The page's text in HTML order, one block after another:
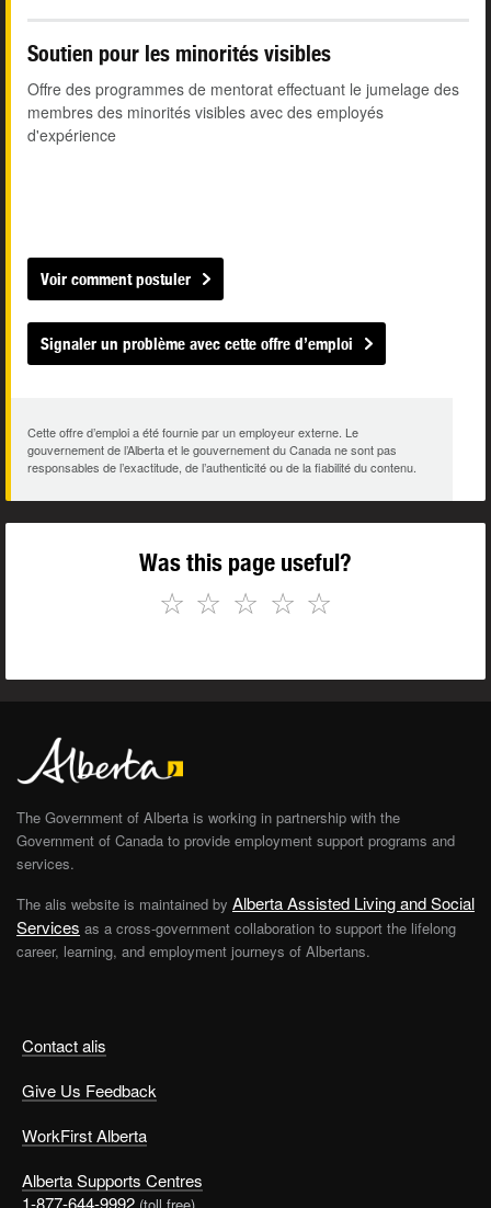
Soutien pour les minorités visibles
Offre des programmes de mentorat effectuant le jumelage des
membres des minorités visibles avec des employés
d'expérience
Voir comment postuler
Signaler un problème avec cette offre d’emploi
Cette offre d’emploi a été fournie par un employeur externe. Le
gouvernement de l’Alberta et le gouvernement du Canada ne sont pas
responsables de l’exactitude, de l’authenticité ou de la fiabilité du contenu.
Was this page useful?
☆
☆
☆
☆
☆
Contact alis
Give Us Feedback
WorkFirst Alberta
Alberta Supports Centres
The Government of Alberta is working in partnership with the
Government of Canada to provide employment support programs and
services.
The alis website is maintained by Alberta Assisted Living and Social
Services as a cross-government collaboration to support the lifelong
career, learning, and employment journeys of Albertans.